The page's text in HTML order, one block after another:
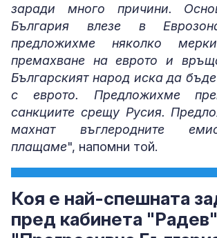
заради много причини.
България влезе в
предложихме няколко
премахване на еврото и
Българският народ иска да
с еврото. Предложихме
санкциите срещу Русия.
махнат въглеродните
плащаме", напомни той.
Коя е най-спешната
пред кабинета